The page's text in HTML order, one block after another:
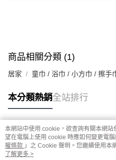
商品相關分類 (1)
居家 童巾 / 浴巾 / 小方巾 / 擦手
本分類熱銷全站排行
熱門標籤
本網站中使用 cookie，欲查詢有關本網
望在電腦上使用 cookie 時應如何變更電
權條款 」之 Cookie 聲明。您繼續使用本
用條款之 Cookie 聲明使用 cookie。
了解更多 >